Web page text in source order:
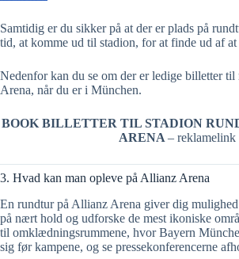
Samtidig er du sikker på at der er plads på
tid, at komme ud til stadion, for at finde ud af at
Nedenfor kan du se om der er ledige billetter
Arena, når du er i München.
BOOK BILLETTER TIL STADION
ARENA– reklamelink
3. Hvad kan man opleve på Allianz Arena
En rundtur på Allianz Arena giver dig
på nært hold og udforske de mest ikoniske
til omklædningsrummene, hvor Bayern
sig før kampene, og se pressekonferencerne